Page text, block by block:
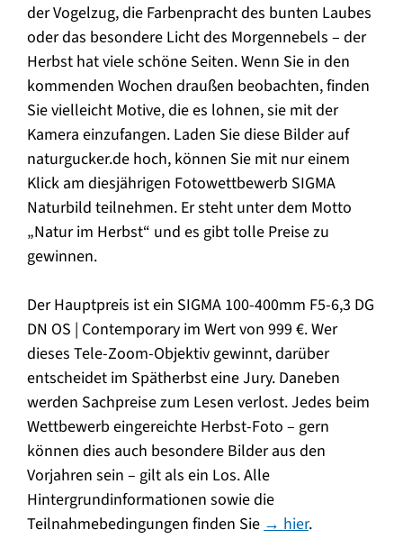
der Vogelzug, die Farbenpracht des bunten Laubes
oder das besondere Licht des Morgennebels – der
Herbst hat viele schöne Seiten. Wenn Sie in den
kommenden Wochen draußen beobachten, finden
Sie vielleicht Motive, die es lohnen, sie mit der
Kamera einzufangen. Laden Sie diese Bilder auf
naturgucker.de hoch, können Sie mit nur einem
Klick am diesjährigen Fotowettbewerb SIGMA
Naturbild teilnehmen. Er steht unter dem Motto
„Natur im Herbst“ und es gibt tolle Preise zu
gewinnen.
Der Hauptpreis ist ein SIGMA 100-400mm F5-6,3 DG
DN OS | Contemporary im Wert von 999 €. Wer
dieses Tele-Zoom-Objektiv gewinnt, darüber
entscheidet im Spätherbst eine Jury. Daneben
werden Sachpreise zum Lesen verlost. Jedes beim
Wettbewerb eingereichte Herbst-Foto – gern
können dies auch besondere Bilder aus den
Vorjahren sein – gilt als ein Los. Alle
Hintergrundinformationen sowie die
Teilnahmebedingungen finden Sie → hier.